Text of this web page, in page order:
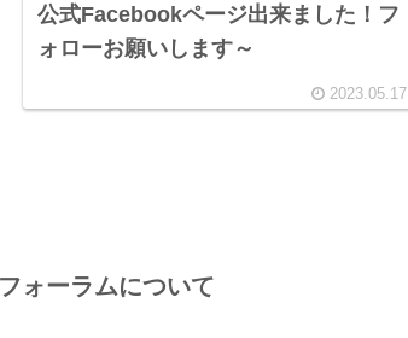
公式Facebookページ出来ました！フ
ォローお願いします～
2023.05.17
ォーラムについて